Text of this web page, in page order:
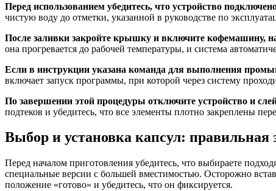
Перед использованием убедитесь, что устройство
чистую воду до отметки, указанной в руководстве по
После заливки закройте крышку и включите кофемашину,
она прогревается до рабочей температуры, и система
Если в инструкции указана команда для выполнения
включает запуск программы, при которой через систему
По завершении этой процедуры отключите устройство и
подтеков и убедитесь, что все элементы плотно закреплены
Выбор и установка капсул: правильная
Перед началом приготовления убедитесь, что выбираете
специальные версии с большей вместимостью. Осторожно
положение «готово» и убедитесь, что он фиксируется.